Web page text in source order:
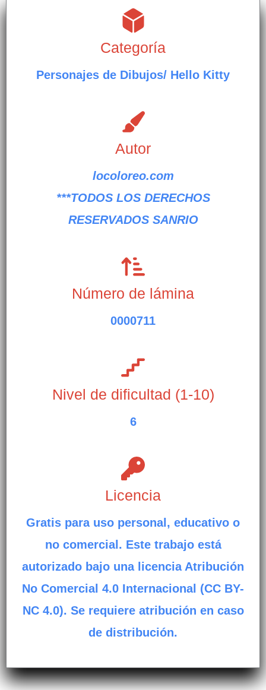
Categoría
Personajes de Dibujos/ Hello Kitty
Autor
locoloreo.com
***TODOS LOS DERECHOS
RESERVADOS SANRIO
Número de lámina
0000711
Nivel de dificultad (1-10)
6
Licencia
Gratis para uso personal, educativo o
no comercial. Este trabajo está
autorizado bajo una licencia Atribución
No Comercial 4.0 Internacional (CC BY-
NC 4.0). Se requiere atribución en caso
de distribución.